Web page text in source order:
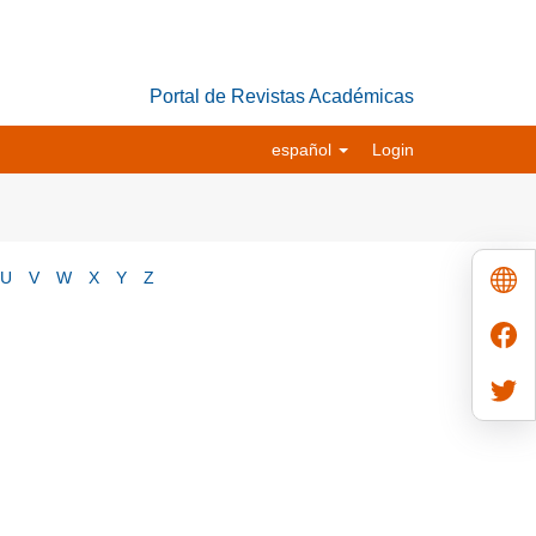
Portal de Revistas Académicas
español Login
U V W X Y Z